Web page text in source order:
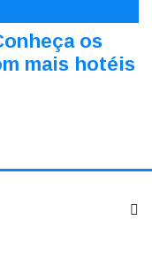
os
mais hotéis